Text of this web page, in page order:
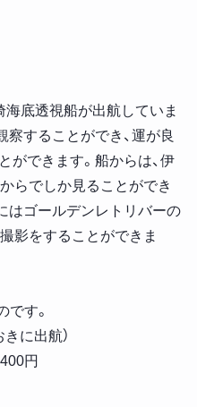
海底透視船が出航していま
することができ、運が良
ができます。船からは、伊
らでしか見ることができ
はゴールデンレトリバーの
影をすることができま
す。
に出航）
円